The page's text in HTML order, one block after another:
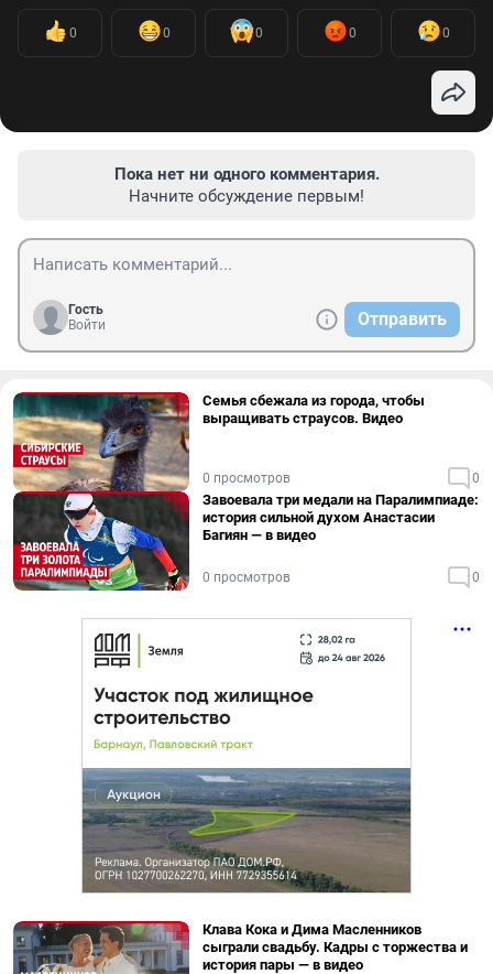
0 0 0 0 0
Пока нет ни одного комментария.
Начните обсуждение первым!
Гость
Войти
Отправить
Семья сбежала из города, чтобы
выращивать страусов. Видео
0 просмотров 0
Завоевала три медали на Паралимпиаде:
история сильной духом Анастасии
Багиян — в видео
0 просмотров 0
Клава Кока и Дима Масленников
сыграли свадьбу. Кадры с торжества и
история пары — в видео